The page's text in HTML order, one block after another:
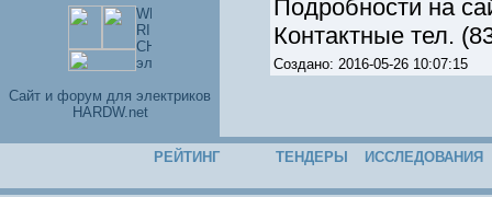
Cайт и форум для электриков
HARDW.net
Подробности на
Контактные тел.
Создано: 2016-05-26 10:07:15
РЕЙТИНГ ТЕНДЕРЫ ИССЛЕДОВАНИЯ